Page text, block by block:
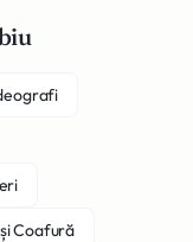
Coafură